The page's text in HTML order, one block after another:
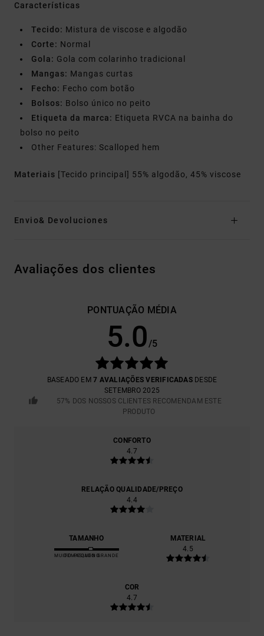
Características
Tecido: Mistura de viscose e algodão
Corte: Normal
Gola: Gola com colarinho tradicional
Mangas: Mangas curtas
Fecho: Fecho com botão
Bolsos: Bolso único no peito
Etiqueta da marca: Etiqueta RVCA na bainha do
bolso no peito
Other Features: Scalloped hem
Materiais [Tecido principal] 55% algodão, 45% viscose
Envio& Devoluciones
Avaliações dos clientes
PONTUAÇÃO MÉDIA
5.0/5
BASEADO EM7 AVALIAÇÕES VERIFICADASDESDE
SETEMBRO 2025
57% DOS NOSSOS CLIENTES RECOMENDAM ESTE
PRODUTO
CONFORTO
4.7
RELAÇÃO QUALIDADE/PREÇO
4.4
TAMANHO
MUITO PEQUENO
DEMASIADO GRANDE
MATERIAL
4.5
COR
4.7